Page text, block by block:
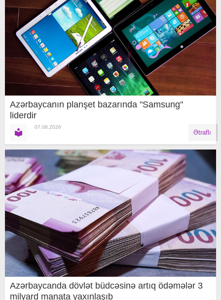
Azərbaycanın planşet bazarında "Samsung"
liderdir
07.08.2026
Ətraflı
Azərbaycanda dövlət büdcəsinə artıq ödəmələr 3
milyard manata yaxınlaşıb